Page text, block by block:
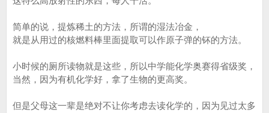
简单的说，提炼稀土的方法，所谓的湿法冶金，
就是从用过的核燃料棒里面提取可以作原子弹的钚的方法。
小时候的厕所读物就是这些，所以中学能化学奥赛得省级奖，
当然，因为有机化学好，拿了生物的更高奖。
但是父母这一辈是绝对不让你考虑去读化学的，因为见过太多